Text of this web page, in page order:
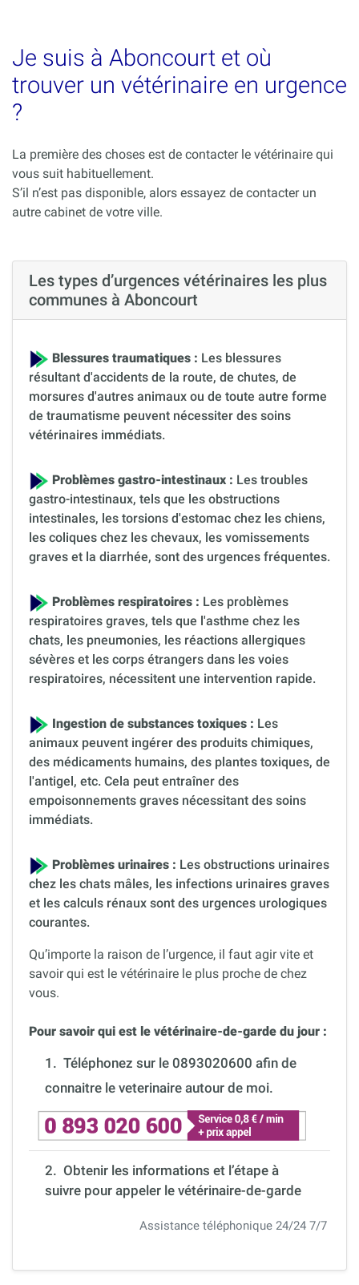
Je suis à Aboncourt et où
trouver un vétérinaire en urgence
?
La première des choses est de contacter le vétérinaire qui
vous suit habituellement.
S’il n’est pas disponible, alors essayez de contacter un
autre cabinet de votre ville.
Les types d’urgences vétérinaires les plus
communes à Aboncourt
Blessures traumatiques : Les blessures
résultant d'accidents de la route, de chutes, de
morsures d'autres animaux ou de toute autre forme
de traumatisme peuvent nécessiter des soins
vétérinaires immédiats.
Problèmes gastro-intestinaux : Les troubles
gastro-intestinaux, tels que les obstructions
intestinales, les torsions d'estomac chez les chiens,
les coliques chez les chevaux, les vomissements
graves et la diarrhée, sont des urgences fréquentes.
Problèmes respiratoires : Les problèmes
respiratoires graves, tels que l'asthme chez les
chats, les pneumonies, les réactions allergiques
sévères et les corps étrangers dans les voies
respiratoires, nécessitent une intervention rapide.
Ingestion de substances toxiques : Les
animaux peuvent ingérer des produits chimiques,
des médicaments humains, des plantes toxiques, de
l'antigel, etc. Cela peut entraîner des
empoisonnements graves nécessitant des soins
immédiats.
Problèmes urinaires : Les obstructions urinaires
chez les chats mâles, les infections urinaires graves
et les calculs rénaux sont des urgences urologiques
courantes.
Qu’importe la raison de l’urgence, il faut agir vite et
savoir qui est le vétérinaire le plus proche de chez
vous.
Pour savoir qui est le vétérinaire-de-garde du jour :
1. Téléphonez sur le 0893020600 afin de
connaitre le veterinaire autour de moi.
2. Obtenir les informations et l’étape à
suivre pour appeler le vétérinaire-de-garde
Assistance téléphonique 24/24 7/7